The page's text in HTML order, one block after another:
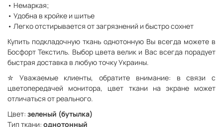
• Немаркая;
• Удобна в кройке и шитье
• Легко отстирывается от загрязнений и быстро сохнет
Купить подкладочную ткань однотонную Вы всегда можете в
Босфорт Текстиль. Выбор цвета велик и Вас всегда порадует
быстрая доставка в любую точку Украины.
✮ Уважаемые клиенты, обратите внимание: в связи с
цветопередачей монитора, цвет ткани на экране может
отличаться от реального.
Цвет: зеленый (бутылка)
Тип ткани: однотонный